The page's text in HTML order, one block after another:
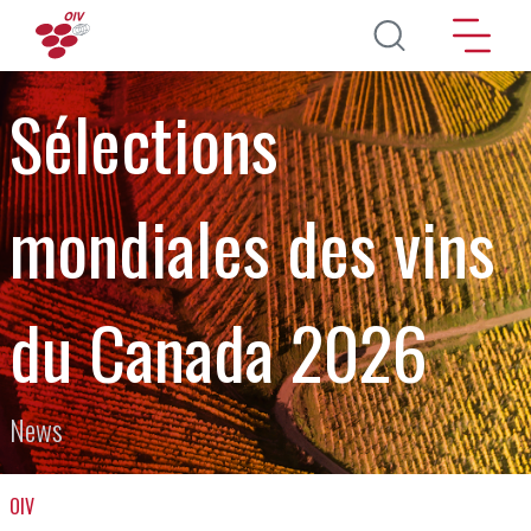
Pasar al contenido principal
Sélections
mondiales des vins
du Canada 2026
News
OIV